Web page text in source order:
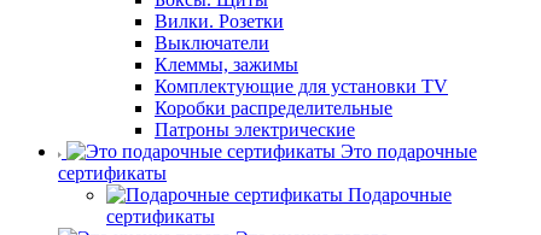
Вилки. Розетки
Выключатели
Клеммы, зажимы
Комплектующие для установки TV
Коробки распределительные
Патроны электрические
Это подарочные
сертификаты
Подарочные
сертификаты